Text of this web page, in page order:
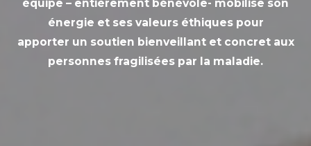
équipe – entièrement bénévole- mobilise son
énergie et ses valeurs éthiques pour
apporter un soutien bienveillant et concret aux
personnes fragilisées par la maladie.